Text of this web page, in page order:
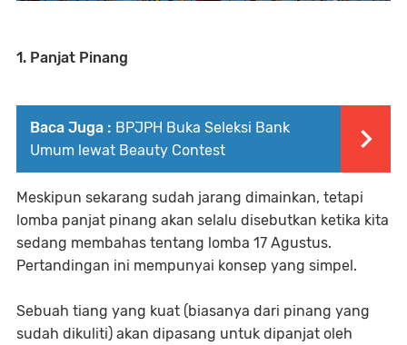
1. Panjat Pinang
Baca Juga : BPJPH Buka Seleksi Bank
Umum lewat Beauty Contest
Meskipun sekarang sudah jarang dimainkan, tetapi
lomba panjat pinang akan selalu disebutkan ketika kita
sedang membahas tentang lomba 17 Agustus.
Pertandingan ini mempunyai konsep yang simpel.
Sebuah tiang yang kuat (biasanya dari pinang yang
sudah dikuliti) akan dipasang untuk dipanjat oleh